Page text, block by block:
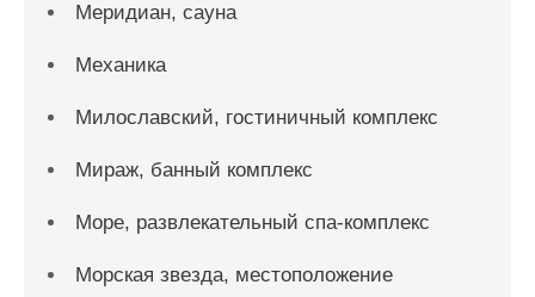
Меридиан, сауна
Механика
Милославский, гостиничный комплекс
Мираж, банный комплекс
Море, развлекательный спа-комплекс
Морская звезда, местоположение